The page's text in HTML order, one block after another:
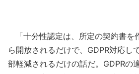
「十分性認定は、所定の契約書を
ら開放されるだけで、GDPR対応し
部軽減されるだけの話だ。GDPRの